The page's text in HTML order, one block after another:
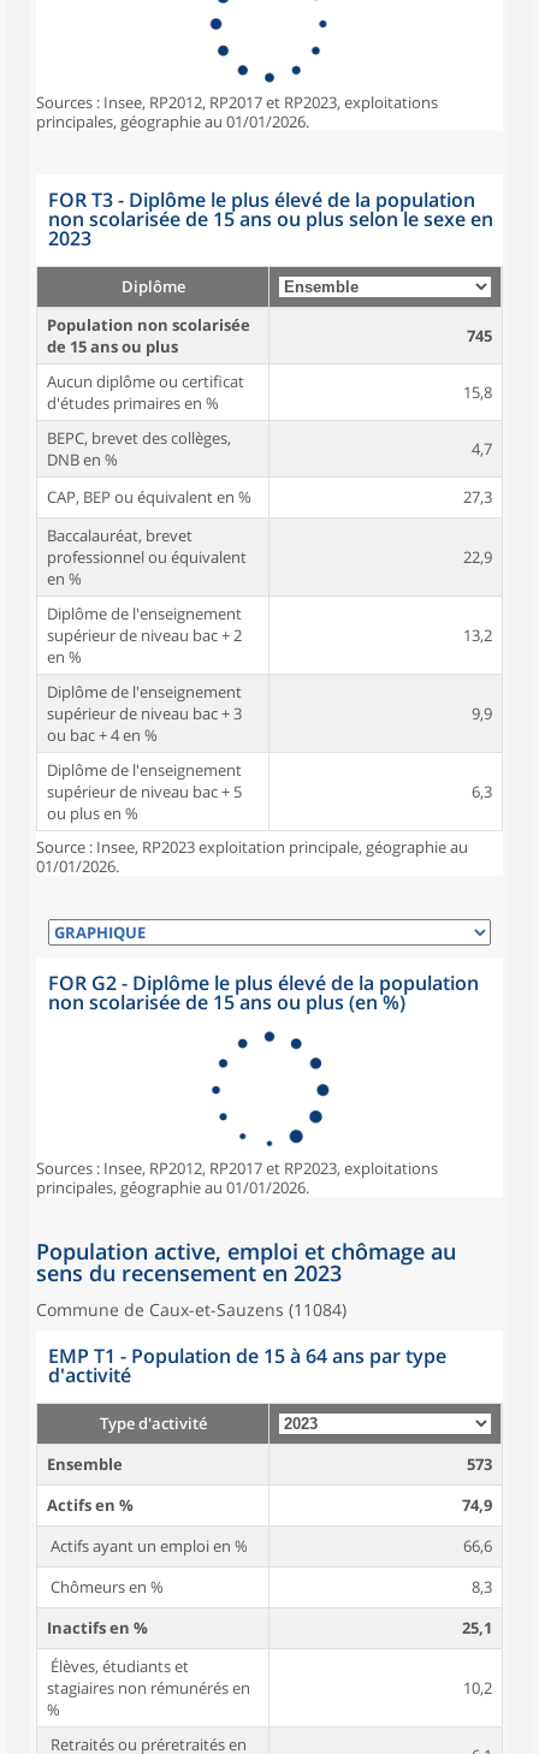
Sources : Insee, RP2012, RP2017 et RP2023, exploitations
principales, géographie au 01/01/2026.
FOR T3 - Diplôme le plus élevé de la population
non scolarisée de 15 ans ou plus selon le sexe en
2023
Diplôme
Population non scolarisée
de 15 ans ou plus
745
Aucun diplôme ou certificat
d'études primaires en %
15,8
BEPC, brevet des collèges,
DNB en %
4,7
CAP, BEP ou équivalent en %
27,3
Baccalauréat, brevet
professionnel ou équivalent
en %
22,9
Diplôme de l'enseignement
supérieur de niveau bac + 2
en %
13,2
Diplôme de l'enseignement
supérieur de niveau bac + 3
ou bac + 4 en %
9,9
Diplôme de l'enseignement
supérieur de niveau bac + 5
ou plus en %
6,3
Source : Insee, RP2023 exploitation principale, géographie au
01/01/2026.
FOR G2 - Diplôme le plus élevé de la population
non scolarisée de 15 ans ou plus (en %)
Sources : Insee, RP2012, RP2017 et RP2023, exploitations
principales, géographie au 01/01/2026.
Population active, emploi et chômage au
sens du recensement en 2023
Commune de Caux-et-Sauzens (11084)
EMP T1 - Population de 15 à 64 ans par type
d'activité
Type d'activité
Ensemble
573
Actifs en %
74,9
Actifs ayant un emploi en %
66,6
Chômeurs en %
8,3
Inactifs en %
25,1
Élèves, étudiants et
stagiaires non rémunérés en
%
10,2
Retraités ou préretraités en